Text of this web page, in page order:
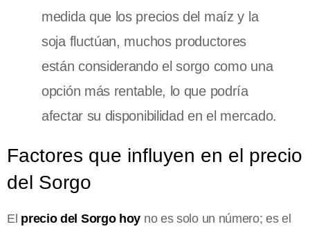
medida que los precios del maíz y la
soja fluctúan, muchos productores
están considerando el sorgo como una
opción más rentable, lo que podría
afectar su disponibilidad en el mercado.
Factores que influyen en el precio
del Sorgo
El precio del Sorgo hoy no es solo un número; es el